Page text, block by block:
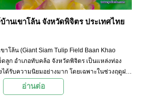
านเขาโล้น จังหวัดพิจิตร ประเทศไทย
าโล้น (Giant Siam Tulip Field Baan Khao
ดลูก อำเภอทับคล้อ จังหวัดพิจิตร เป็นแหล่งท่อง
ได้รับความนิยมอย่างมาก โดยเฉพาะในช่วงฤดูฝน
นสะพรั่งทั่วทั้งทุ่ง
อ่านต่อ